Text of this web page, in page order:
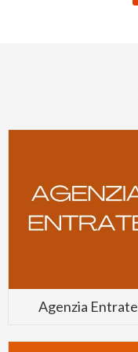
Agenzia Entrate